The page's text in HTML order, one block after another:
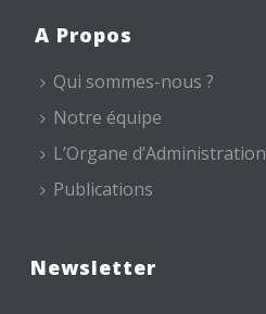
A Propos
Qui sommes-nous ?
Notre équipe
L’Organe d’Administration
Publications
Newsletter